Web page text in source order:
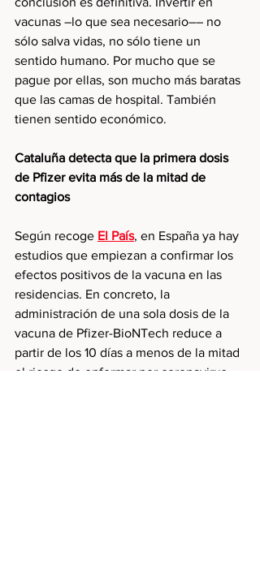
vacunas –lo que sea necesario–– no
sólo salva vidas, no sólo tiene un
sentido humano. Por mucho que se
pague por ellas, son mucho más baratas
que las camas de hospital. También
tienen sentido económico.
Cataluña detecta que la primera dosis
de Pfizer evita más de la mitad de
contagios
Según recoge El País, en España ya hay
estudios que empiezan a confirmar los
efectos positivos de la vacuna en las
residencias. En concreto, la
administración de una sola dosis de la
vacuna de Pfizer-BioNTech reduce a
partir de los 10 días a menos de la mitad
el riesgo de enfermar por coronavirus